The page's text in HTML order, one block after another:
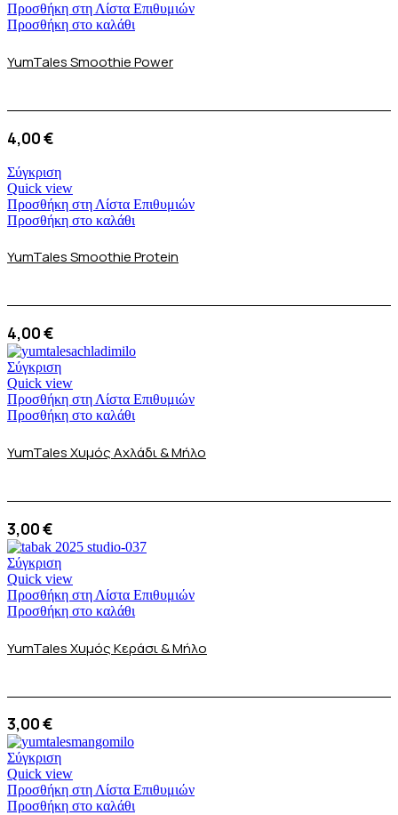
Προσθήκη στη Λίστα Επιθυμιών
Προσθήκη στο καλάθι
YumTales Smoothie Power
4,00€
Σύγκριση
Quick view
Προσθήκη στη Λίστα Επιθυμιών
Προσθήκη στο καλάθι
YumTales Smoothie Protein
4,00€
Σύγκριση
Quick view
Προσθήκη στη Λίστα Επιθυμιών
Προσθήκη στο καλάθι
YumTales Χυμός Αχλάδι & Μήλο
3,00€
Σύγκριση
Quick view
Προσθήκη στη Λίστα Επιθυμιών
Προσθήκη στο καλάθι
YumTales Χυμός Κεράσι & Μήλο
3,00€
Σύγκριση
Quick view
Προσθήκη στη Λίστα Επιθυμιών
Προσθήκη στο καλάθι